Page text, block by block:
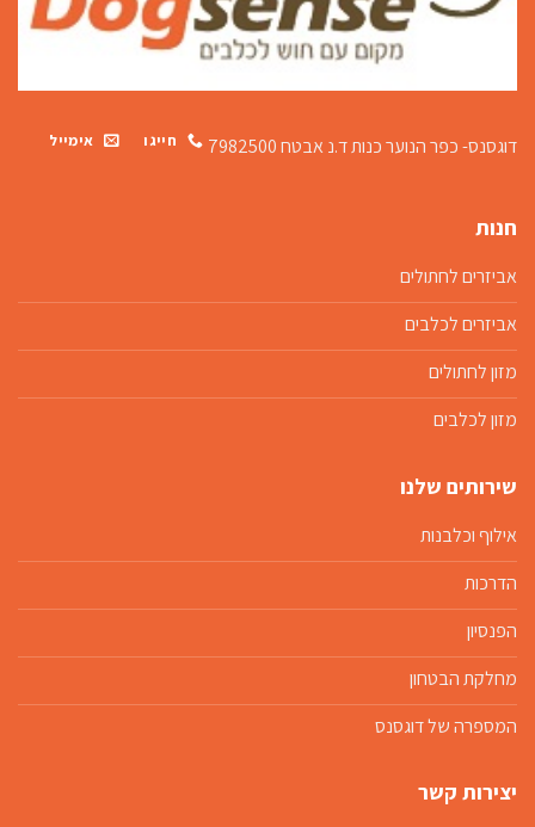
דוגסנס- כפר הנוער כנותד.נ אבטח 7982500 חייגו אימייל
חנות
אביזרים לחתולים
אביזרים לכלבים
מזון לחתולים
מזון לכלבים
שירותים שלנו
אילוף וכלבנות
הדרכות
הפנסיון
מחלקת הבטחון
המספרה של דוגסנס
יצירות קשר